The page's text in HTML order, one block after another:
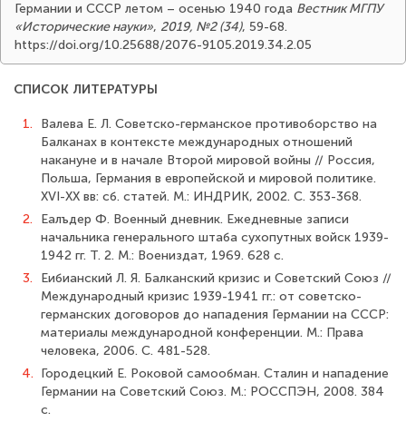
Германии и СССР летом – осенью 1940 года Вестник МГПУ
«Исторические науки», 2019, №2 (34), 59-68.
https://doi.org/10.25688/2076-9105.2019.34.2.05
СПИСОК ЛИТЕРАТУРЫ
1.
Валева Е. Л. Советско-германское противоборство на
Балканах в контексте международных отношений
накануне и в начале Второй мировой войны // Рос­сия,
Польша, Германия в европейской и мировой политике.
XVI-XX вв: сб. статей. М.: ИНДРИК, 2002. С. 353-368.
2.
Еалъдер Ф. Военный дневник. Ежедневные записи
начальника генерального штаба сухопутных войск 1939-
1942 гг. Т. 2. М.: Воениздат, 1969. 628 с.
3.
Еибианский Л. Я. Балканский кризис и Советский Союз //
Международный кри­зис 1939-1941 гг.: от советско-
германских договоров до нападения Германии на СССР:
материалы международной конференции. М.: Права
человека, 2006. С. 481-528.
4. Городецкий Е. Роковой самообман. Сталин и нападение
Германии на Совет­ский Союз. М.: РОССПЭН, 2008. 384
с.